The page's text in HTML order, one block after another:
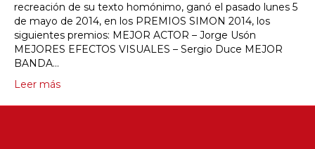
recreación de su texto homónimo, ganó el pasado lunes 5
de mayo de 2014, en los PREMIOS SIMON 2014, los
siguientes premios: MEJOR ACTOR – Jorge Usón
MEJORES EFECTOS VISUALES – Sergio Duce MEJOR
BANDA…
Leer más